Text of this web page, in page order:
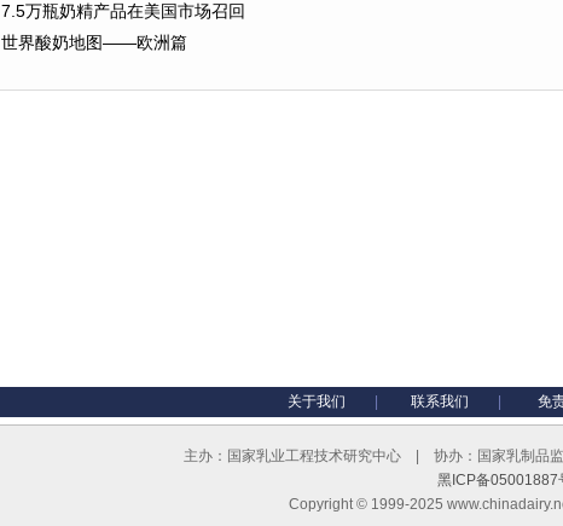
7.5万瓶奶精产品在美国市场召回
世界酸奶地图——欧洲篇
关于我们 联系我们 免
主办：国家乳业工程技术研究中心 | 协办：国家乳制品
黑ICP备05001887
Copyright © 1999-2025